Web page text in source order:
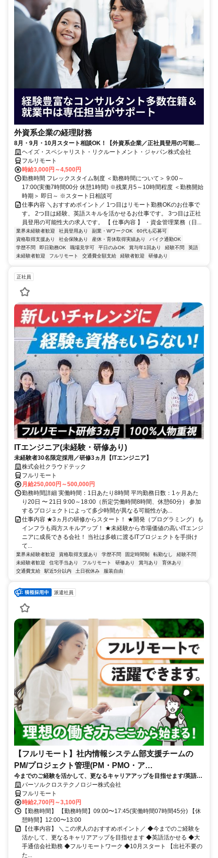
外資系企業の経理財務
8月・9月・10月スタート相談OK！【外資系企業／正社員登用の可能性
大／700万～800万／リモート勤務OK】経理財務
ヘイズ・スペシャリスト・リクルートメント・ジャパン株式会社
フルリモート
時給3,000円～4,500円
勤務時間 フレックスタイム制度 ＜勤務時間について＞ 9:00～
17:00(実働7時間00分 休憩1時間) ※残業月5～10時間程度 ＜勤務開始
時期＞ 即日～ ※スタート日相談可
仕事内容 ＼おすすめポイント／ 1つ目はリモート勤務OKのお仕事で
す。 2つ目は経験、英語スキルを活かせるお仕事です。 3つ目は正社
員登用の可能性大の求人です。 【 仕事内容 】 ・資金管理業務（日...
業界未経験者歓迎 社員登用あり 副業・WワークOK
60代も応募可
資格取得支援あり
社会保険あり 産休・育休取得実績あり
バイク通勤OK
学歴不問
即日勤務OK 職場見学可 平日のみOK 賞与年1回あり 経験不問
英語
未経験者歓迎
フルリモート 交通費全額支給 経験者歓迎 研修あり
正社員
ITエンジニア(未経験・研修あり)
未経験者30名限定採用／研修3ヵ月【ITエンジニア】
株式会社クラウドテック
フルリモート
月給250,000円～500,000円
勤務時間詳細 実働時間：1日あたり8時間 平均勤務日数：1ヶ月あた
り20日 〜 21日 9:00～18:00（所定労働時間8時間、休憩60分） 参加
するプロジェクトによって多少時間が異なる可能性があ...
仕事内容 ★3ヵ月の研修からスタート！ ★開発（プログラミング）も
インフラも両方スキルアップ！ ★未経験から市場価値の高いITエンジ
ニアに成長できる会社！ 当社は多岐に渡るITプロジェクトを手掛け
て...
業界未経験者歓迎 資格取得支援あり 学歴不問 固定時間制 転勤なし
経験不問
未経験者歓迎
住宅手当あり フルリモート 研修あり 賞与あり
育休あり
交通費支給
駅近5分以内 土日祝休み 服装自由
派遣社員
【フルリモート】社内情報システム部支援チームの
PM/プロジェクト管理(PM・PMO・ア
シ)_N260774362
今までのご経験を活かして、更なるキャリアアップを目指せます/英語活
かせる/大手通信会社勤務/フルリモートワーク/10月スタート
パーソルクロステクノロジー株式会社
フルリモート
時給2,700円～3,100円
【勤務時間】 【勤務時間】09:00〜17:45(実働時間07時間45分) 【休
憩時間】12:00〜13:00
【仕事内容】 ＼この求人のおすすめポイント／ ◆今までのご経験を
活かして、更なるキャリアアップを目指せます ◆英語活かせる ◆大
手通信会社勤務 ◆フルリモートワーク ◆10月スタート 【出社不要の
た...